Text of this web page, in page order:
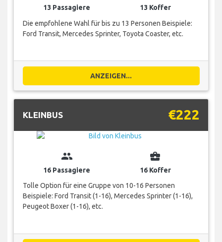
13 Passagiere
13 Koffer
Die empfohlene Wahl für bis zu 13 Personen Beispiele:
Ford Transit, Mercedes Sprinter, Toyota Coaster, etc.
ANZEIGEN...
KLEINBUS €222
group
16 Passagiere
business_center
16 Koffer
Tolle Option für eine Gruppe von 10-16 Personen
Beispiele: Ford Transit (1-16), Mercedes Sprinter (1-16),
Peugeot Boxer (1-16), etc.